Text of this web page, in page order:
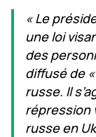
« Le
une loi
des
diffusé de
russe. Il
répression
russe en